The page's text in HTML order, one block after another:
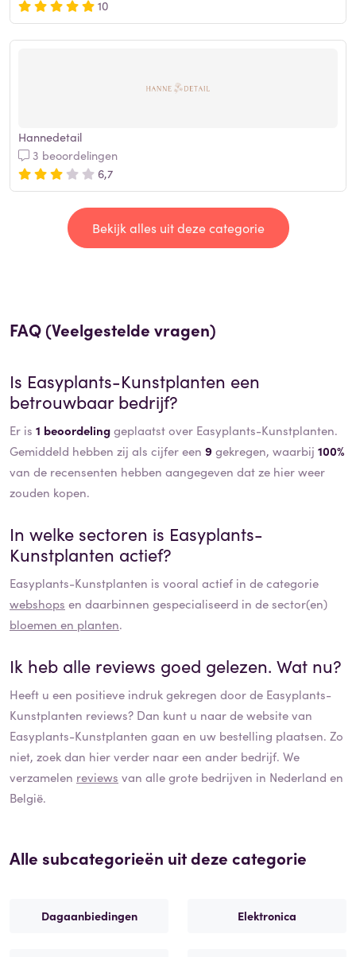
10
Hannedetail
3 beoordelingen
6,7
Bekijk alles uit deze categorie
FAQ (Veelgestelde vragen)
Is Easyplants-Kunstplanten een
betrouwbaar bedrijf?
Er is 1 beoordelinggeplaatst over Easyplants-Kunstplanten.
Gemiddeld hebben zij als cijfer een 9gekregen, waarbij 100%
van de recensenten hebben aangegeven dat ze hier weer
zouden kopen.
In welke sectoren is Easyplants-
Kunstplanten actief?
Easyplants-Kunstplanten is vooral actief in de categorie
webshops en daarbinnen gespecialiseerd in de sector(en)
bloemen en planten.
Ik heb alle reviews goed gelezen. Wat nu?
Heeft u een positieve indruk gekregen door de Easyplants-
Kunstplanten reviews? Dan kunt u naar de website van
Easyplants-Kunstplanten gaan en uw bestelling plaatsen. Zo
niet, zoek dan hier verder naar een ander bedrijf. We
verzamelen reviews van alle grote bedrijven in Nederland en
België.
Alle subcategorieën uit deze categorie
Dagaanbiedingen Elektronica